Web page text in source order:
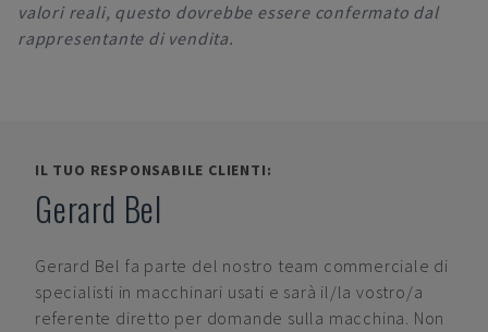
valori reali, questo dovrebbe essere confermato dal
rappresentante di vendita.
IL TUO RESPONSABILE CLIENTI:
Gerard Bel
Gerard Bel fa parte del nostro team commerciale di
specialisti in macchinari usati e sarà il/la vostro/a
referente diretto per domande sulla macchina. Non